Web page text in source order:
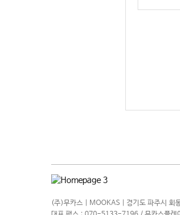
(주)무카스 | MOOKAS | 경기도 파주시